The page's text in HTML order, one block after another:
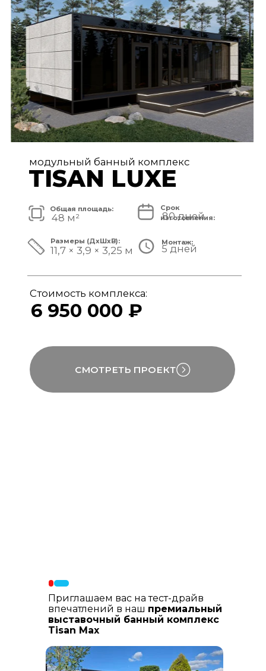
Приглашаем вас на тест-драйв
впечатлений в наш премиальный
выставочный банный комплекс
Tisan Max
АРХИТЕКТУРА И ЭКСТЕРЬЕР
лиственницы, шлифованный
керамогранит
Мы совмещаем скорость модульной
сборки с технологиями капитального
строительства, включая использование
бетона, керамогранита и премиального
инженерного оборудования